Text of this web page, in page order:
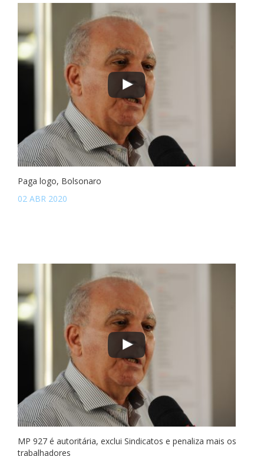
Paga logo, Bolsonaro
02 ABR 2020
MP 927 é autoritária, exclui Sindicatos e penaliza mais os
trabalhadores